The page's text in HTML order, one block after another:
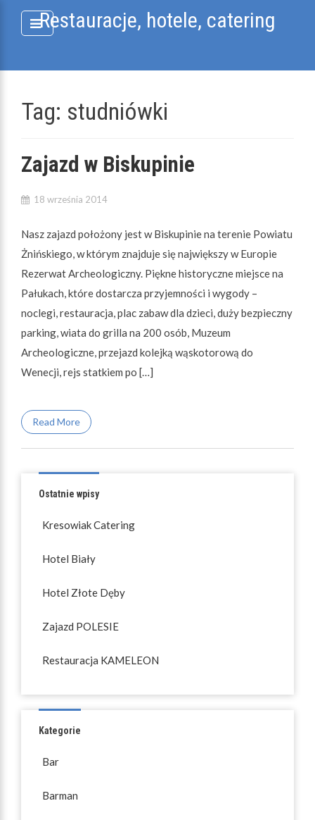
Restauracje, hotele, catering
Tag: studniówki
Zajazd w Biskupinie
18 września 2014
Nasz zajazd położony jest w Biskupinie na terenie Powiatu
Żnińskiego, w którym znajduje się największy w Europie
Rezerwat Archeologiczny. Piękne historyczne miejsce na
Pałukach, które dostarcza przyjemności i wygody –
noclegi, restauracja, plac zabaw dla dzieci, duży bezpieczny
parking, wiata do grilla na 200 osób, Muzeum
Archeologiczne, przejazd kolejką wąskotorową do
Wenecji, rejs statkiem po […]
Read More
Ostatnie wpisy
Kresowiak Catering
Hotel Biały
Hotel Złote Dęby
Zajazd POLESIE
Restauracja KAMELEON
Kategorie
Bar
Barman